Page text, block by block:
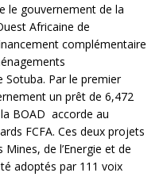
le gouvernement de la
Africaine de
complémentaire
Sotuba. Par le premier
un prêt de 6,472
BOAD accorde au
FCFA. Ces deux projets
de l’Energie et de
adoptés par 111 voix